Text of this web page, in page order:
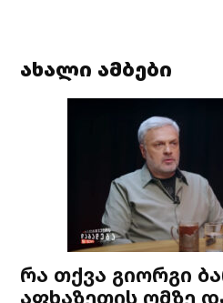
ახალი ამბები
რა თქვა გიორგი
აფხაზეთის ომზე